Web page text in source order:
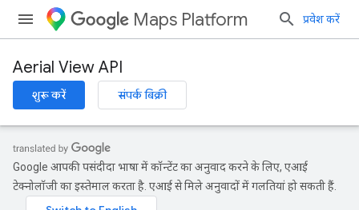
Maps Platform प्रवेश करें
Aerial View API
शुरू करें संपर्क बिक्री
Google आपकी पसंदीदा भाषा में कॉन्टेंट का अनुवाद करने के लिए, एआई
टेक्नोलॉजी का इस्तेमाल करता है. एआई से मिले अनुवादों में गलतियां हो सकती हैं.